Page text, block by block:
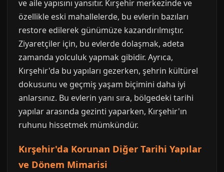
ve aile yapısını yansıtır. Kırşehir merkezinde ve
özellikle eski mahallelerde, bu evlerin bazıları
restore edilerek günümüze kazandırılmıştır.
Ziyaretçiler için, bu evlerde dolaşmak, adeta
zamanda yolculuk yapmak gibidir. Ayrıca,
Kırşehir'da bu yapıları gezerken, şehrin kültürel
dokusunu ve geçmiş yaşam biçimini daha iyi
anlarsınız. Bu evlerin yanı sıra, bölgedeki tarihi
yapılar arasında gezinti yaparken, Kırşehir'ın
ruhunu hissetmek mümkündür.
Kırşehir'da Korunan Diğer Tarihi Yapılar
ve Dönem Mimarisi